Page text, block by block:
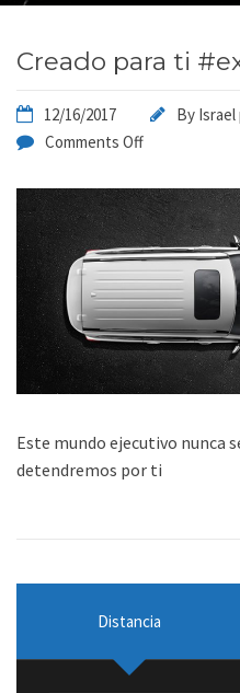
Creado para ti
12/16/2017 By Israel
Comments Off
Este mundo ejecutivo nunca
detendremos por ti
Distancia